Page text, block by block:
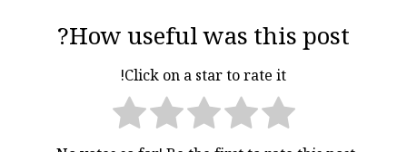
How useful was this post?
Click on a star to rate it!